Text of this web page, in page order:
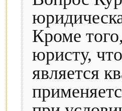
Кроме
юристу,
является